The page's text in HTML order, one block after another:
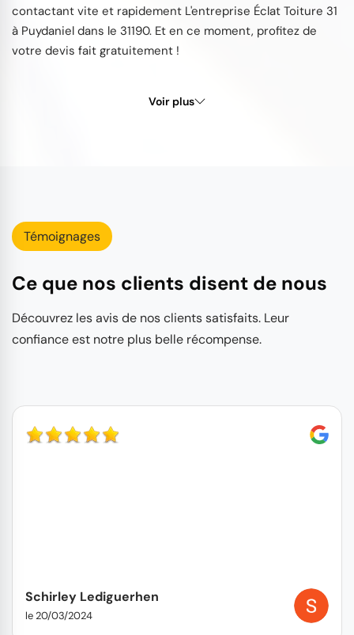
contactant vite et rapidement L'entreprise Éclat Toiture 31
à Puydaniel dans le 31190. Et en ce moment, profitez de
votre devis fait gratuitement !
Voir plus
Témoignages
Ce que nos clients disent de nous
Découvrez les avis de nos clients satisfaits. Leur
confiance est notre plus belle récompense.
Schirley Lediguerhen
le 20/03/2024